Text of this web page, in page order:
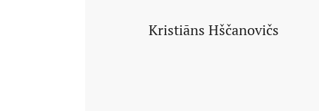
Kristiāns Hščanovičs